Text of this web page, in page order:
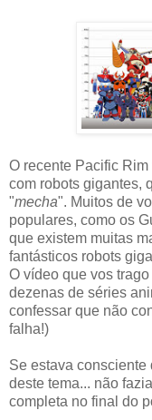
O recente Pacific
com robots gigantes,
"mecha". Muitos de
populares, como os
que existem muitas
fantásticos robots
O vídeo que vos
dezenas de séries
confessar que não
falha!)
Se estava
deste tema... não
completa no final do